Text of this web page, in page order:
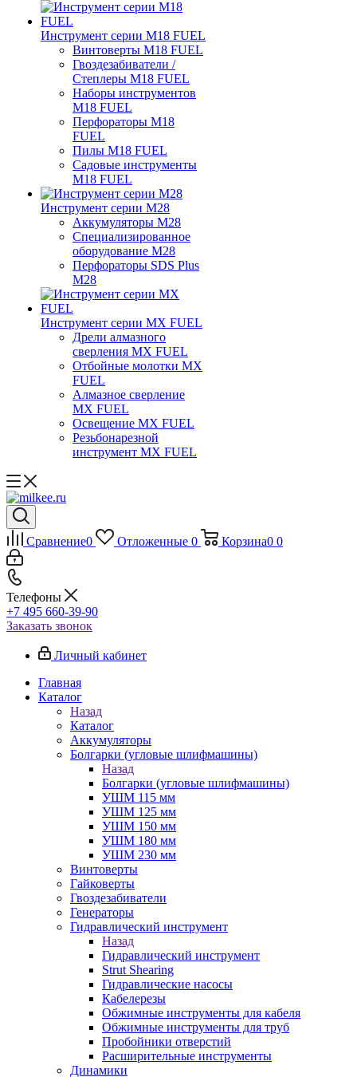
Инструмент серии M18 FUEL
Винтоверты M18 FUEL
Гвоздезабиватели /
Степлеры M18 FUEL
Наборы инструментов
M18 FUEL
Перфораторы M18
FUEL
Пилы M18 FUEL
Садовые инструменты
M18 FUEL
Инструмент серии M28
Аккумуляторы M28
Специализированное
оборудование M28
Перфораторы SDS Plus
M28
Инструмент серии MX FUEL
Дрели алмазного
сверления MX FUEL
Отбойные молотки MX
FUEL
Алмазное сверление
MX FUEL
Освещение MX FUEL
Резьбонарезной
инструмент MX FUEL
Сравнение0 Отложенные 0 Корзина0 0
Телефоны
+7 495 660-39-90
Заказать звонок
Личный кабинет
Главная
Каталог
Назад
Каталог
Аккумуляторы
Болгарки (угловые шлифмашины)
Назад
Болгарки (угловые шлифмашины)
УШМ 115 мм
УШМ 125 мм
УШМ 150 мм
УШМ 180 мм
УШМ 230 мм
Винтоверты
Гайковерты
Гвоздезабиватели
Генераторы
Гидравлический инструмент
Назад
Гидравлический инструмент
Strut Shearing
Гидравлические насосы
Кабелерезы
Обжимные инструменты для кабеля
Обжимные инструменты для труб
Пробойники отверстий
Расширительные инструменты
Динамики